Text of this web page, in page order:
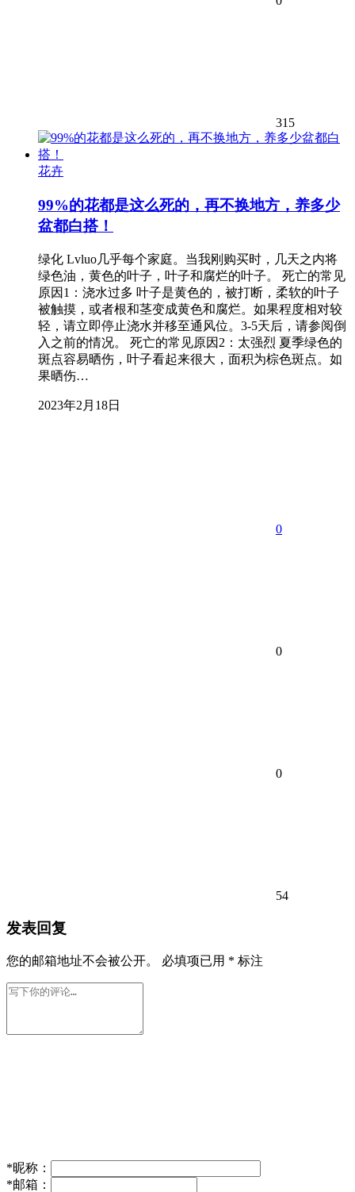
315
花卉
99%的花都是这么死的，再不换地方，养多少
盆都白搭！
绿化 Lvluo几乎每个家庭。当我刚购买时，几天之内将
绿色油，黄色的叶子，叶子和腐烂的叶子。 死亡的常见
原因1：浇水过多 叶子是黄色的，被打断，柔软的叶子
被触摸，或者根和茎变成黄色和腐烂。如果程度相对较
轻，请立即停止浇水并移至通风位。3-5天后，请参阅倒
入之前的情况。 死亡的常见原因2：太强烈 夏季绿色的
斑点容易晒伤，叶子看起来很大，面积为棕色斑点。如
果晒伤…
2023年2月18日
0
0
0
54
发表回复
您的邮箱地址不会被公开。 必填项已用 * 标注
*昵称：
*邮箱：